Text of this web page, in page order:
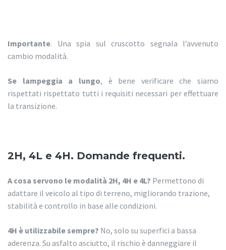
Importante. Una spia sul cruscotto segnala l’avvenuto
cambio modalità.
Se lampeggia a lungo, è bene verificare che siamo
rispettati rispettato tutti i requisiti necessari per effettuare
la transizione.
2H, 4L e 4H. Domande frequenti.
A cosa servono le modalità 2H, 4H e 4L? Permettono di
adattare il veicolo al tipo di terreno, migliorando trazione,
stabilità e controllo in base alle condizioni.
4H è utilizzabile sempre? No, solo su superfici a bassa
aderenza. Su asfalto asciutto, il rischio è danneggiare il